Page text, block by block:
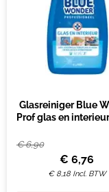
Glasreiniger Blue
Prof glas en
€6,90
€ 6,76
€ 8,18 Incl. BTW